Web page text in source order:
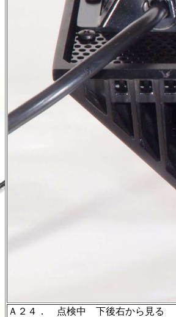
Ａ２４． 点検中 下後右から見る